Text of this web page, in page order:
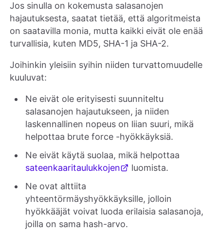
Jos sinulla on kokemusta salasanojen
hajautuksesta, saatat tietää, että algoritmeista
on saatavilla monia, mutta kaikki eivät ole enää
turvallisia, kuten MD5, SHA-1 ja SHA-2.
Joihinkin yleisiin syihin niiden turvattomuudelle
kuuluvat:
Ne eivät ole erityisesti suunniteltu
salasanojen hajautukseen, ja niiden
laskennallinen nopeus on liian suuri, mikä
helpottaa brute force -hyökkäyksiä.
Ne eivät käytä suolaa, mikä helpottaa
sateenkaaritaulukkojen
luomista.
Ne ovat alttiita
yhteentörmäyshyökkäyksille, jolloin
hyökkääjät voivat luoda erilaisia salasanoja,
joilla on sama hash-arvo.